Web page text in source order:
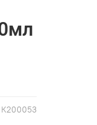
К200053